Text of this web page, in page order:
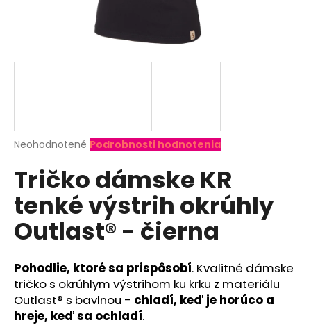
Priemerné
produktu
0,0
z
5
hviezdičiek.
Neohodnotené Podrobnosti hodnotenia
Tričko dámske KR
tenké výstrih okrúhly
Outlast® - čierna
Pohodlie, ktoré sa prispôsobí. Kvalitné dámske
tričko s okrúhlym výstrihom ku krku z materiálu
Outlast® s bavlnou - chladí, keď je horúco a
hreje, keď sa ochladí.
O
d
o
r
ú
č